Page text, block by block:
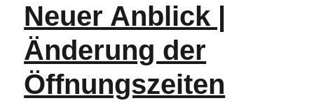
Neuer Anblick |
Änderung der
Öffnungszeiten